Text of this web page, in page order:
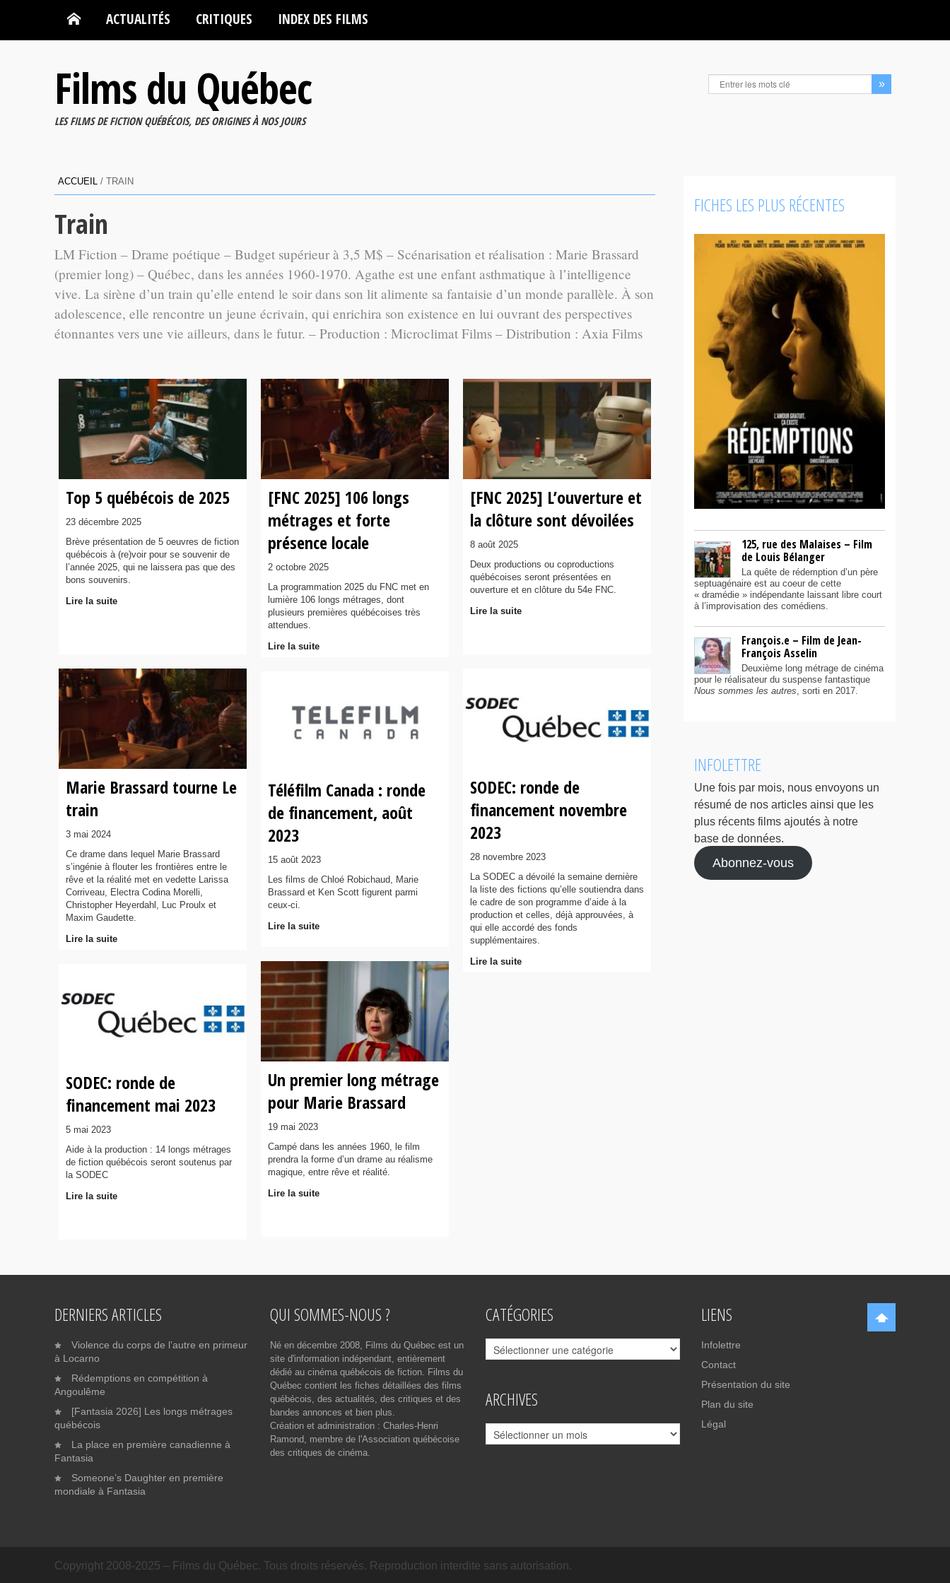
ACTUALITÉS CRITIQUES INDEX DES FILMS
Films du Québec
LES FILMS DE FICTION QUÉBÉCOIS, DES ORIGINES À NOS JOURS
ACCUEIL / TRAIN
Train
LM Fiction – Drame poétique – Budget supérieur à 3,5 M$ – Scénarisation et réalisation : Marie Brassard
(premier long) – Québec, dans les années 1960-1970. Agathe est une enfant asthmatique à l’intelligence
vive. La sirène d’un train qu’elle entend le soir dans son lit alimente sa fantaisie d’un monde parallèle. À son
adolescence, elle rencontre un jeune écrivain, qui enrichira son existence en lui ouvrant des perspectives
étonnantes vers une vie ailleurs, dans le futur. – Production : Microclimat Films – Distribution : Axia Films
Top 5 québécois de 2025
23 décembre 2025
Brève présentation de 5 oeuvres de fiction
québécois à (re)voir pour se souvenir de
l’année 2025, qui ne laissera pas que des
bons souvenirs.
Lire la suite
[FNC 2025] 106 longs
métrages et forte
présence locale
2 octobre 2025
La programmation 2025 du FNC met en
lumière 106 longs métrages, dont
plusieurs premières québécoises très
attendues.
Lire la suite
[FNC 2025] L’ouverture et
la clôture sont dévoilées
8 août 2025
Deux productions ou coproductions
québécoises seront présentées en
ouverture et en clôture du 54e FNC.
Lire la suite
Marie Brassard tourne Le
train
3 mai 2024
Ce drame dans lequel Marie Brassard
s’ingénie à flouter les frontières entre le
rêve et la réalité met en vedette Larissa
Corriveau, Electra Codina Morelli,
Christopher Heyerdahl, Luc Proulx et
Maxim Gaudette.
Lire la suite
SODEC: ronde de
financement novembre
2023
28 novembre 2023
La SODEC a dévoilé la semaine dernière
la liste des fictions qu’elle soutiendra dans
le cadre de son programme d’aide à la
production et celles, déjà approuvées, à
qui elle accordé des fonds
supplémentaires.
Lire la suite
Téléfilm Canada : ronde
de financement, août
2023
15 août 2023
Les films de Chloé Robichaud, Marie
Brassard et Ken Scott figurent parmi
ceux-ci.
Lire la suite
Un premier long métrage
pour Marie Brassard
19 mai 2023
Campé dans les années 1960, le film
prendra la forme d’un drame au réalisme
magique, entre rêve et réalité.
Lire la suite
SODEC: ronde de
financement mai 2023
5 mai 2023
Aide à la production : 14 longs métrages
de fiction québécois seront soutenus par
la SODEC
Lire la suite
FICHES LES PLUS RÉCENTES
125, rue des Malaises – Film
de Louis Bélanger
La quête de rédemption d’un père
septuagénaire est au coeur de cette
« dramédie » indépendante laissant libre court
à l’improvisation des comédiens.
François.e – Film de Jean-
François Asselin
Deuxième long métrage de cinéma
pour le réalisateur du suspense fantastique
Nous sommes les autres, sorti en 2017.
INFOLETTRE
Une fois par mois, nous envoyons un
résumé de nos articles ainsi que les
plus récents films ajoutés à notre
base de données.
Abonnez-vous
DERNIERS ARTICLES
Violence du corps de l’autre en primeur
à Locarno
Rédemptions en compétition à
Angoulême
[Fantasia 2026] Les longs métrages
québécois
La place en première canadienne à
Fantasia
Someone’s Daughter en première
mondiale à Fantasia
QUI SOMMES-NOUS ?
Né en décembre 2008, Films du Québec est un
site d'information indépendant, entièrement
dédié au cinéma québécois de fiction. Films du
Québec contient les fiches détaillées des films
québécois, des actualités, des critiques et des
bandes annonces et bien plus.
Création et administration : Charles-Henri
Ramond, membre de l'Association québécoise
des critiques de cinéma.
CATÉGORIES
Catégories
ARCHIVES
Archives
LIENS
Infolettre
Contact
Présentation du site
Plan du site
Légal
Copyright 2008-2025 – Films du Québec. Tous droits réservés. Reproduction interdite sans autorisation.